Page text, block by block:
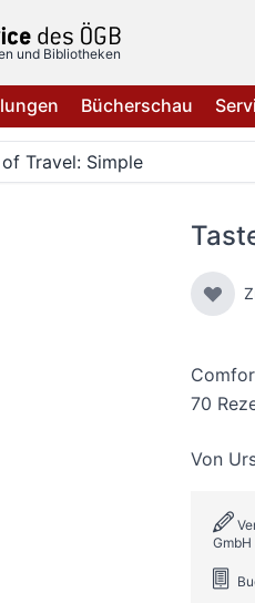
und Bibliotheken
Bücherschau
Travel: Simple
70
Von
GmbH